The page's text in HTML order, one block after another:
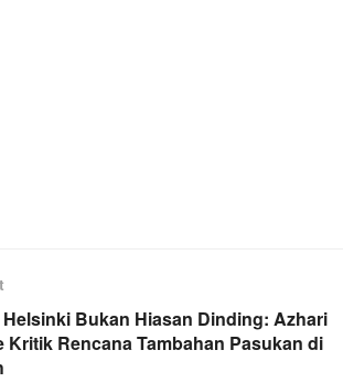
Helsinki Bukan Hiasan Dinding: Azhari
Kritik Rencana Tambahan Pasukan di